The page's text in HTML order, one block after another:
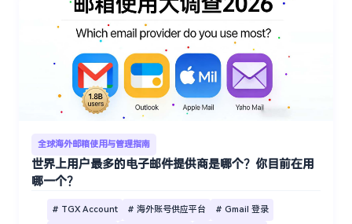
全球海外邮箱使用与管理指南
世界上用户最多的电子邮件提供商是哪个？你目前在用
哪一个？
# TGX Account # 海外账号供应平台 # Gmail 登录